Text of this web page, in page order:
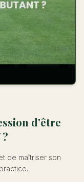
d'être
de maîtriser son